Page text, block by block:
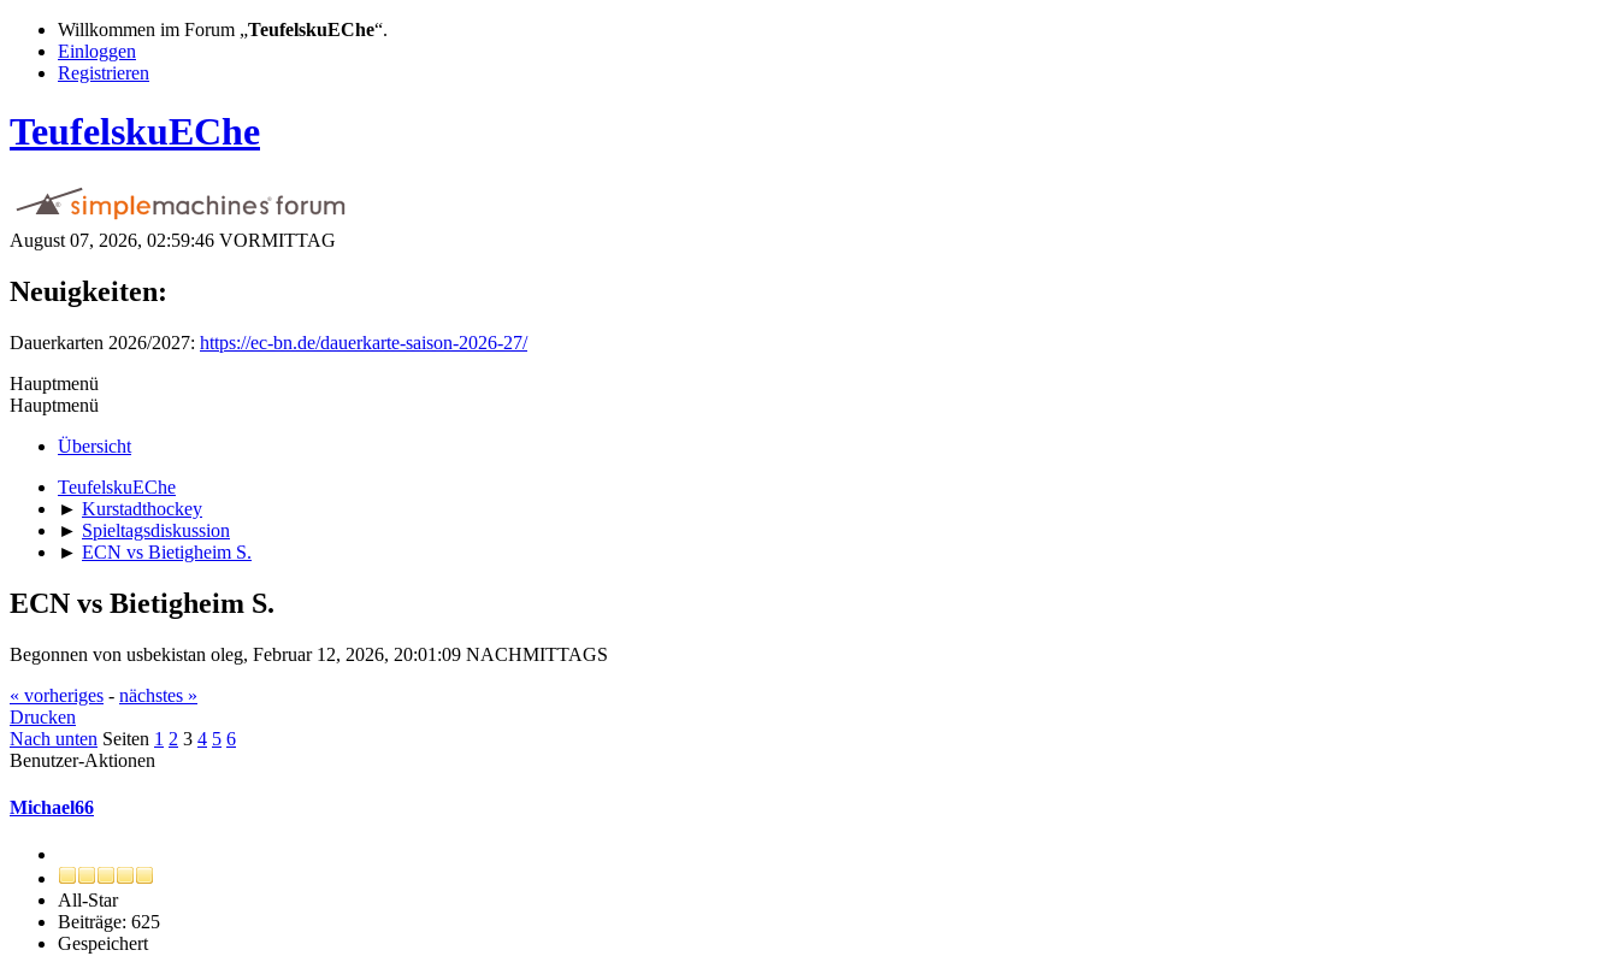
Willkommen im Forum „TeufelskuEChe“.
Einloggen
Registrieren
TeufelskuEChe
August 07, 2026, 02:59:46 VORMITTAG
Neuigkeiten:
Dauerkarten 2026/2027: https://ec-bn.de/dauerkarte-saison-2026-27/
Hauptmenü
Hauptmenü
Übersicht
TeufelskuEChe
► Kurstadthockey
► Spieltagsdiskussion
► ECN vs Bietigheim S.
ECN vs Bietigheim S.
Begonnen von usbekistan oleg, Februar 12, 2026, 20:01:09 NACHMITTAGS
« vorheriges - nächstes »
Drucken
Nach unten Seiten 1 2 3 4 5 6
Benutzer-Aktionen
Michael66
All-Star
Beiträge: 625
Gespeichert